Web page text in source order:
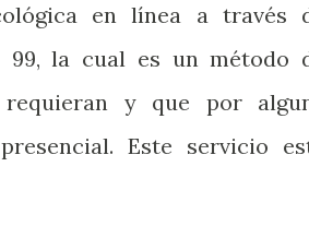
en línea a través
99, la cual es un método
y que por
Este servicio